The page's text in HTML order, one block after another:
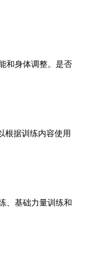
和身体调整。是否
根据训练内容使用
、基础力量训练和